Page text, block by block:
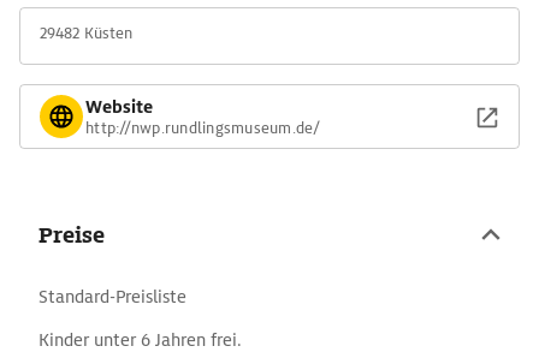
29482 Küsten
Website
http://nwp.rundlingsmuseum.de/
Preise
Standard-Preisliste
Kinder unter 6 Jahren frei.